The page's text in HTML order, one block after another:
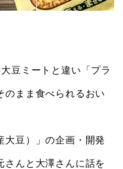
豆ミートと違い「プラ
のまま食べられるおい
大豆）」の企画・開発
さんと大澤さんに話を